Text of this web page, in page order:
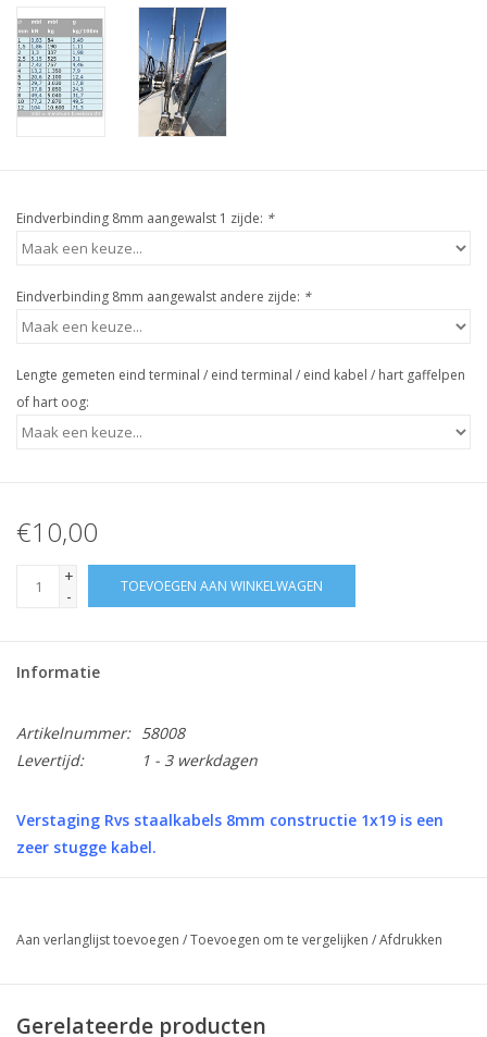
Eindverbinding 8mm aangewalst 1 zijde: *
Eindverbinding 8mm aangewalst andere zijde: *
Lengte gemeten eind terminal / eind terminal / eind kabel / hart gaffelpen
of hart oog:
€10,00
+
-
TOEVOEGEN AAN WINKELWAGEN
Informatie
Artikelnummer: 58008
Levertijd:
1 - 3 werkdagen
Verstaging Rvs staalkabels 8mm constructie 1x19 is een
zeer stugge kabel.
Op alle gewenste lengtes te maken.
Het dikste gedeelte van de terminal M12 is 17mm en M16 is
Aan verlanglijst toevoegen /Toevoegen om te vergelijken /Afdrukken
Gerelateerde producten